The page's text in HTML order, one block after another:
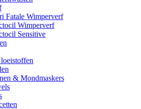
Fatale Wimperverf
Wimperverf
Sensitive
& Mondmaskers